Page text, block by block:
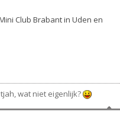
Club Brabant in Uden en
wat niet eigenlijk?